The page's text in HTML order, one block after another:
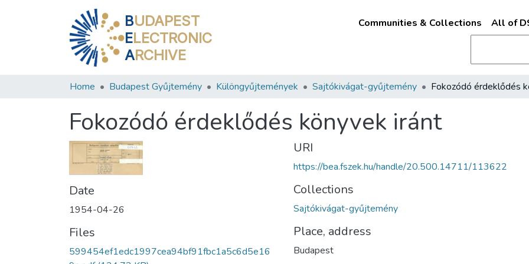
BUDAPEST
ELECTRONIC
ARCHIVE
Communities & Collections All of
Home Budapest Gyűjtemény Különgyűjtemények Sajtókivágat-gyűjtemény
Fokozódó érdeklődés könyvek iránt
Date
1954-04-26
Files
599454ef1edc1997cea94bf91fbc1a5c6d5e16
URI
https://bea.fszek.hu/handle/20.500.14711/113622
Collections
Sajtókivágat-gyűjtemény
Place, address
Budapest